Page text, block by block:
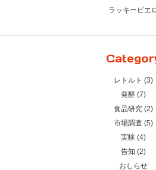
ラッキーピエ
レトルト (3)
発酵 (7)
食品研究 (2)
市場調査 (5)
実験 (4)
告知 (2)
おしらせ